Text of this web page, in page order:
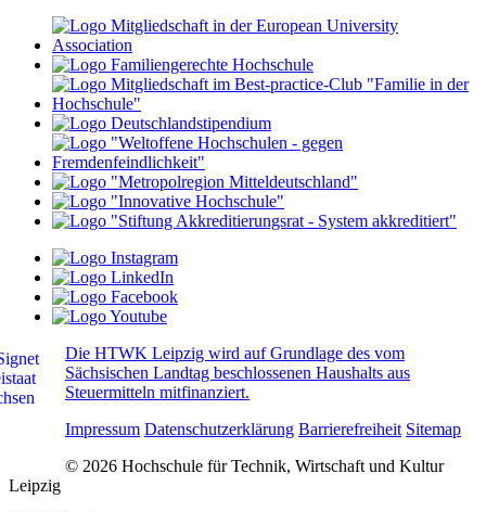
Die HTWK Leipzig wird auf Grundlage des vom
Sächsischen Landtag beschlossenen Haushalts aus
Steuermitteln mitfinanziert.
Impressum Datenschutzerklärung Barrierefreiheit Sitemap
© 2026 Hochschule für Technik, Wirtschaft und Kultur
Leipzig